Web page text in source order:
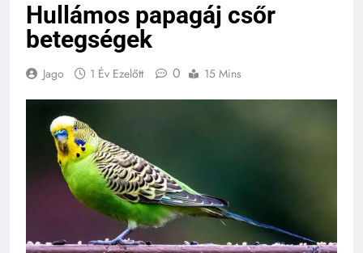
Hullámos papagáj csőr
betegségek
Jago 1 Év Ezelőtt 0 15 Mins